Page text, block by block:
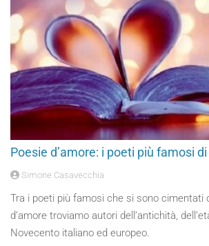
Poesie d’amore: i poeti più famosi
Simone Casavecchia
Tra i poeti più famosi che si sono cimentati
d’amore troviamo autori dell’antichità,
Novecento italiano ed europeo.